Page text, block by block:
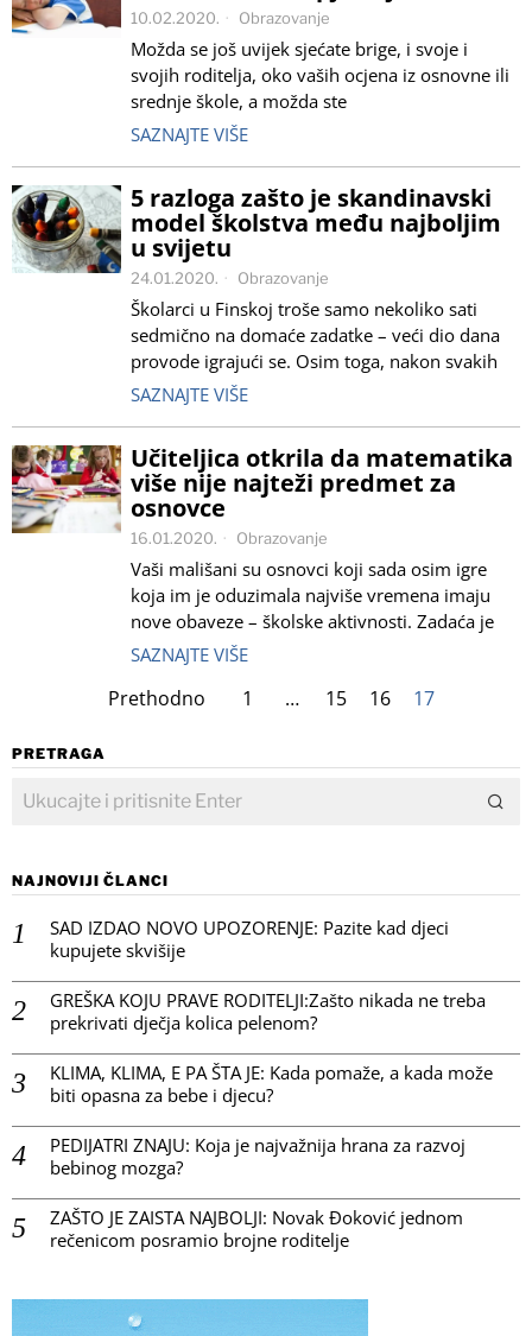
10.02.2020. Obrazovanje
Možda se još uvijek sjećate brige, i svoje i
svojih roditelja, oko vaših ocjena iz osnovne ili
srednje škole, a možda ste
SAZNAJTE VIŠE
5 razloga zašto je skandinavski
model školstva među najboljim
u svijetu
24.01.2020. Obrazovanje
Školarci u Finskoj troše samo nekoliko sati
sedmično na domaće zadatke – veći dio dana
provode igrajući se. Osim toga, nakon svakih
SAZNAJTE VIŠE
Učiteljica otkrila da matematika
više nije najteži predmet za
osnovce
16.01.2020. Obrazovanje
Vaši mališani su osnovci koji sada osim igre
koja im je oduzimala najviše vremena imaju
nove obaveze – školske aktivnosti. Zadaća je
SAZNAJTE VIŠE
Prethodno 1 … 15 16 17
PRETRAGA
NAJNOVIJI ČLANCI
SAD IZDAO NOVO UPOZORENJE: Pazite kad djeci
kupujete skvišije
GREŠKA KOJU PRAVE RODITELJI:Zašto nikada ne treba
prekrivati dječja kolica pelenom?
KLIMA, KLIMA, E PA ŠTA JE: Kada pomaže, a kada može
biti opasna za bebe i djecu?
PEDIJATRI ZNAJU: Koja je najvažnija hrana za razvoj
bebinog mozga?
ZAŠTO JE ZAISTA NAJBOLJI: Novak Đoković jednom
rečenicom posramio brojne roditelje